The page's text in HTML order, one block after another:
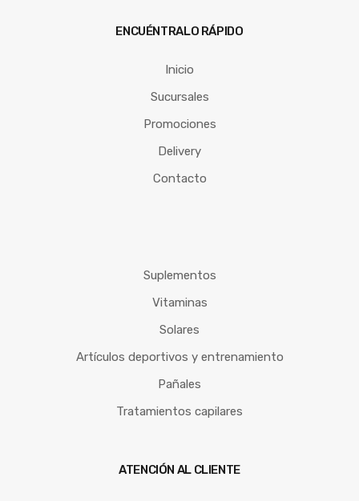
ENCUÉNTRALO RÁPIDO
Inicio
Sucursales
Promociones
Delivery
Contacto
Suplementos
Vitaminas
Solares
Artículos deportivos y entrenamiento
Pañales
Tratamientos capilares
ATENCIÓN AL CLIENTE